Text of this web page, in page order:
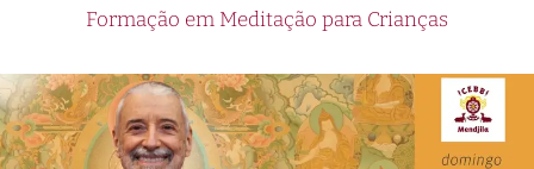
Formação em Meditação para Crianças